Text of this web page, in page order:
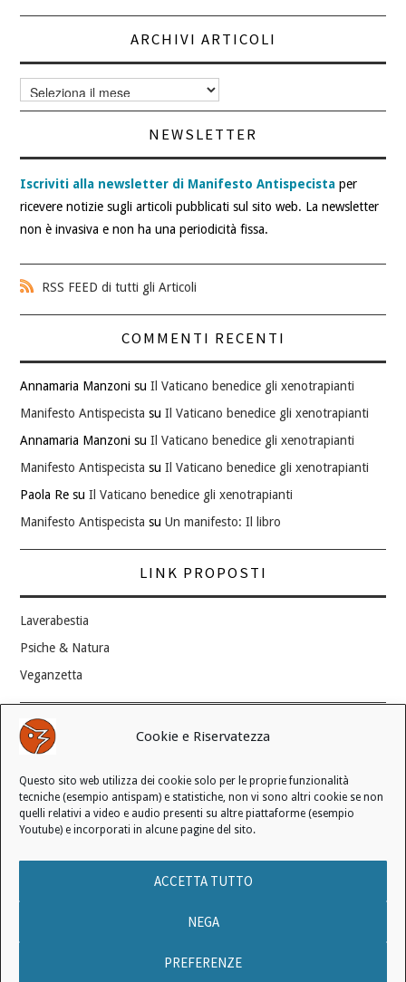
Cookie e Riservatezza
Questo sito web utilizza dei cookie solo per le proprie funzionalità
tecniche (esempio antispam) e statistiche, non vi sono altri cookie se non
quelli relativi a video e audio presenti su altre piattaforme (esempio
Youtube) e incorporati in alcune pagine del sito.
ACCETTA TUTTO
NEGA
PREFERENZE
ARCHIVI ARTICOLI
Archivi
articoli
NEWSLETTER
Iscriviti alla newsletter di Manifesto Antispecista per
ricevere notizie sugli articoli pubblicati sul sito web. La newsletter
non è invasiva e non ha una periodicità fissa.
RSS FEED di tutti gli Articoli
COMMENTI RECENTI
Annamaria Manzoni suIl Vaticano benedice gli xenotrapianti
Manifesto Antispecista suIl Vaticano benedice gli xenotrapianti
Annamaria Manzoni suIl Vaticano benedice gli xenotrapianti
Manifesto Antispecista suIl Vaticano benedice gli xenotrapianti
Paola Re suIl Vaticano benedice gli xenotrapianti
Manifesto Antispecista suUn manifesto: Il libro
LINK PROPOSTI
Laverabestia
Psiche & Natura
Veganzetta
Modifica consenso ai cookie
REVOCA IL TUO CONSENSO
Stato attuale: Negato
INFORMATIVA SUI COOKIE|